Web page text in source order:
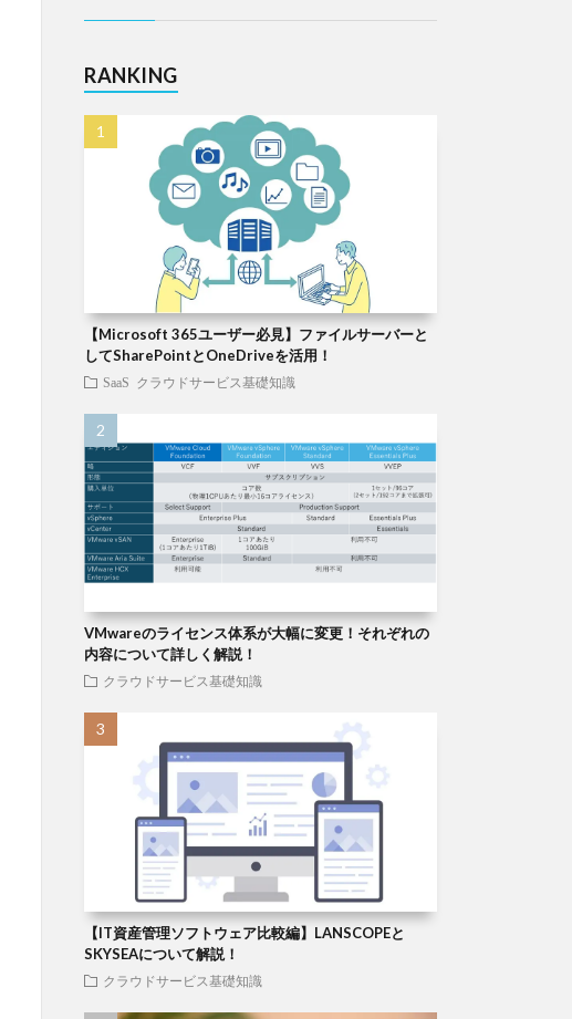
RANKING
【Microsoft 365ユーザー必見】ファイルサーバーと
してSharePointとOneDriveを活用！
SaaS クラウドサービス基礎知識
VMwareのライセンス体系が大幅に変更！それぞれの
内容について詳しく解説！
クラウドサービス基礎知識
【IT資産管理ソフトウェア比較編】LANSCOPEと
SKYSEAについて解説！
クラウドサービス基礎知識